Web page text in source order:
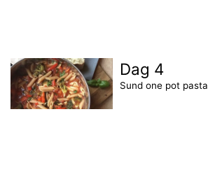
Dag 4
Sund one pot pasta